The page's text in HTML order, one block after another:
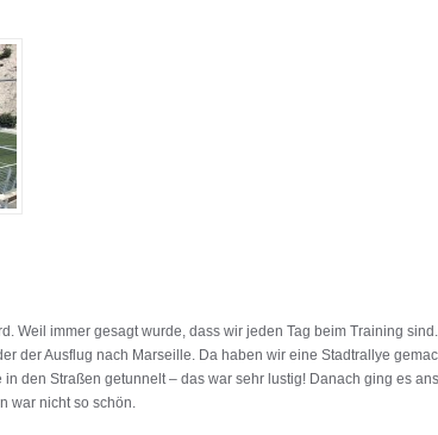
Weil immer gesagt wurde, dass wir jeden Tag beim Training
der Ausflug nach Marseille. Da haben wir eine Stadtrallye
den Straßen getunnelt – das war sehr lustig! Danach ging es
war nicht so schön.